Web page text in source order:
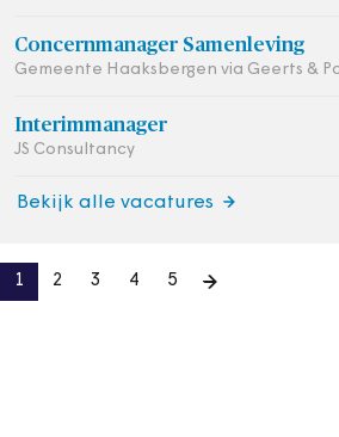
Concernmanager Samenleving
Gemeente Haaksbergen via Geerts &
Interimmanager
JS Consultancy
Bekijk alle vacatures
1 2 3 4 5